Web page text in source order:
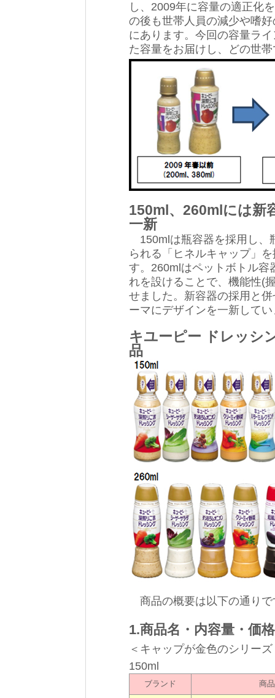
し、2009年に容量の適正化
の後も世帯人員の減少や嗜
にあります。今回の容量ラ
た容量をお届けし、どの世
150ml、260mlには新
一新
150mlは瓶容器を採用し、
られる「ヒネルキャップ」
す。260mlはペットボトル容
れを設けることで、機能性(
せました。新容器の採用と
ーマにデザインを一新して
キユーピー ドレッシ
品
商品の概要は以下の通りで
1.商品名・内容量・価
＜キャップが金色のシリーズ
150ml
ブランド 商